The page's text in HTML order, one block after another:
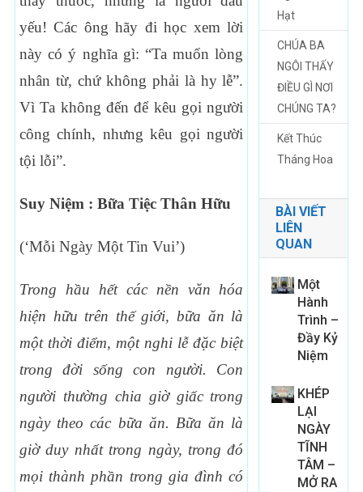
yếu! Các ông hãy đi học xem lời
này có ý nghĩa gì: “Ta muốn lòng
nhân từ, chứ không phải là hy lễ”.
Vì Ta không đến để kêu gọi người
công chính, nhưng kêu gọi người
tội lỗi”.
Suy Niệm : Bữa Tiệc Thân Hữu
(‘Mỗi Ngày Một Tin Vui’)
Trong hầu hết các nền văn hóa
hiện hữu trên thế giới, bữa ăn là
một thời điểm, một nghi lễ đặc biệt
trong đời sống con người. Con
người thường chia giờ giấc trong
ngày theo các bữa ăn. Bữa ăn là
giờ duy nhất trong ngày, trong đó
mọi thành phần trong gia đình có
Hạt
CHÚA BA
NGÔI THẤY
ĐIỀU GÌ NƠI
CHÚNG TA?
Kết Thúc
Tháng Hoa
BÀI VIẾT
LIÊN
QUAN
Một
Hành
Trình –
Đầy Kỷ
Niệm
KHÉP
LẠI
NGÀY
TĨNH
TÂM –
MỞ RA